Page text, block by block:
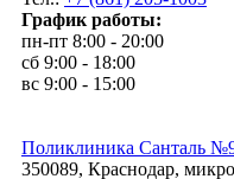
График работы:
пн-пт 8:00 - 20:00
сб 9:00 - 18:00
вс 9:00 - 15:00
Поликлиника Санталь
350089, Краснодар,